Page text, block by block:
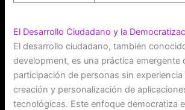
El Desarrollo Ciudadano y la
El desarrollo ciudadano, también
development, es una práctica emergente
participación de personas sin experiencia
creación y personalización de
tecnológicas. Este enfoque democratiza